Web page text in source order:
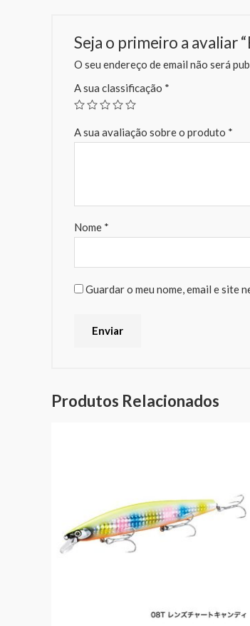
Seja o primeiro a avaliar
O seu endereço de email não será
A sua classificação *
A sua avaliação sobre o produto *
Nome *
Guardar o meu nome, email e site
Produtos Relacionados